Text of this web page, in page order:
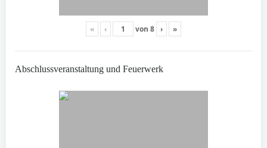
« ‹ von 8 › »
Abschlussveranstaltung und Feuerwerk